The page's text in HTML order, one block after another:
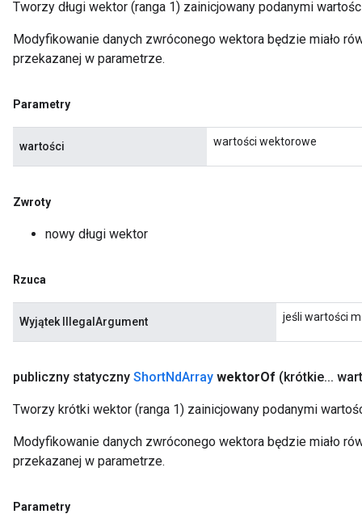
Tworzy długi wektor (ranga 1) zainicjowany podanymi
Modyfikowanie danych zwróconego wektora będzie miało
przekazanej w parametrze.
Parametry
wartości wartości wektorowe
Zwroty
nowy długi wektor
Rzuca
Wyjątek IllegalArgument jeśli wartości
publiczny statyczny ShortNdArray wektorOf (krótkie...
Tworzy krótki wektor (ranga 1) zainicjowany podanymi
Modyfikowanie danych zwróconego wektora będzie miało
przekazanej w parametrze.
Parametry